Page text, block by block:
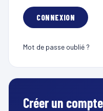
Mot de passe oublié ?
Créer un compte